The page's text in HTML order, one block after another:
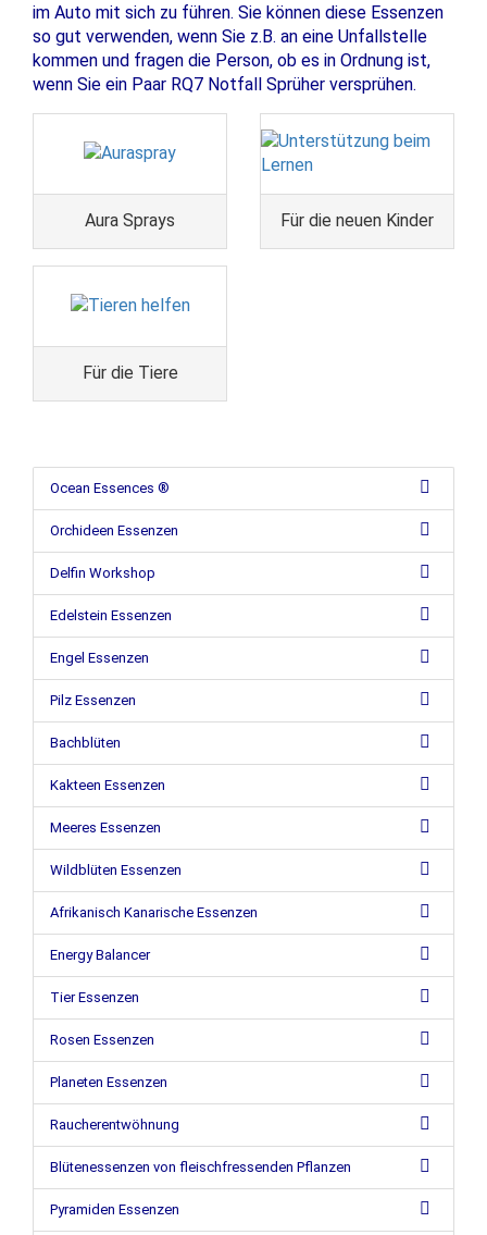
im Auto mit sich zu führen. Sie können diese Essenzen
so gut verwenden, wenn Sie z.B. an eine Unfallstelle
kommen und fragen die Person, ob es in Ordnung ist,
wenn Sie ein Paar RQ7 Notfall Sprüher versprühen.
Aura Sprays Für die neuen Kinder
Für die Tiere
Ocean Essences ®
Orchideen Essenzen
Delfin Workshop
Edelstein Essenzen
Engel Essenzen
Pilz Essenzen
Bachblüten
Kakteen Essenzen
Meeres Essenzen
Wildblüten Essenzen
Afrikanisch Kanarische Essenzen
Energy Balancer
Tier Essenzen
Rosen Essenzen
Planeten Essenzen
Raucherentwöhnung
Blütenessenzen von fleischfressenden Pflanzen
Pyramiden Essenzen